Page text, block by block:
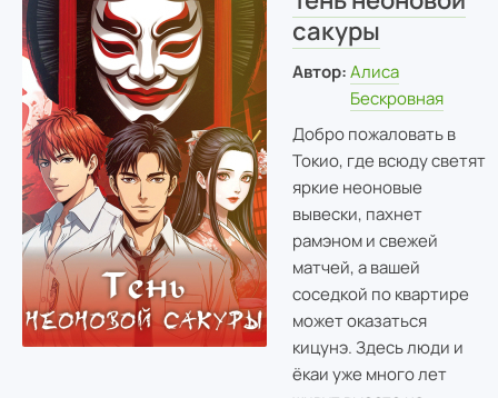
сакуры
Автор: Алиса
Бескровная
Добро пожаловать в
Токио, где всюду светят
яркие неоновые
вывески, пахнет
рамэном и свежей
матчей, а вашей
соседкой по квартире
может оказаться
кицунэ. Здесь люди и
ёкаи уже много лет